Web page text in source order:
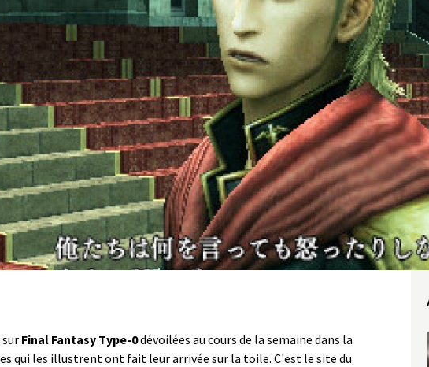
Final Fantasy Type-0dévoilées au cours de la semaine dans la
qui les illustrent ont fait leur arrivée sur la toile. C'est le site du